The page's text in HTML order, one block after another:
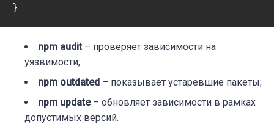
}
npm audit– проверяет зависимости на
уязвимости;
npm outdated – показывает устаревшие пакеты;
npm update – обновляет зависимости в рамках
допустимых версий.